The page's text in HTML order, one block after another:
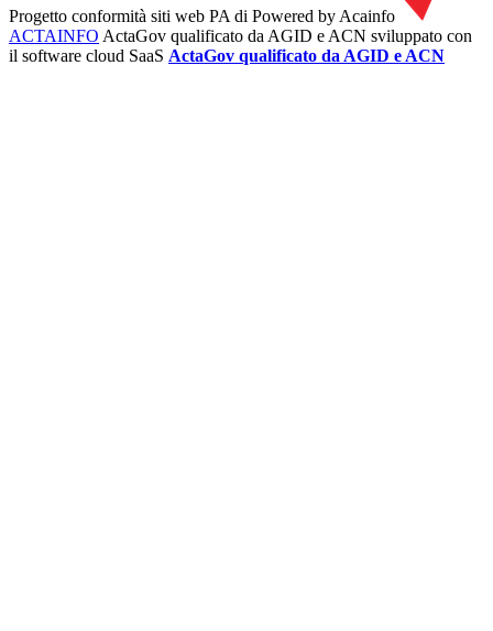
Progetto conformità siti web PA di Powered by Acainfo
ACTAINFO ActaGov qualificato da AGID e ACN sviluppato con
il software cloud SaaS ActaGov qualificato da AGID e ACN